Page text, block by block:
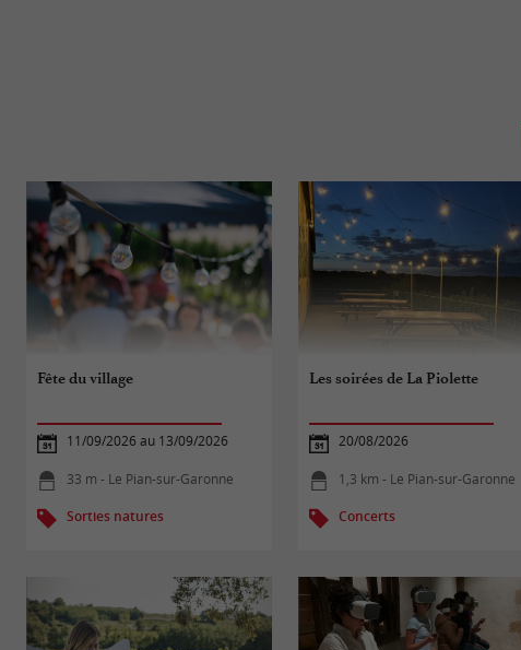
Fête du village
11/09/2026 au 13/09/2026
33 m - Le Pian-sur-Garonne
Sorties natures
Les soirées de La Piolette
20/08/2026
1,3 km - Le Pian-sur-Garonne
Concerts